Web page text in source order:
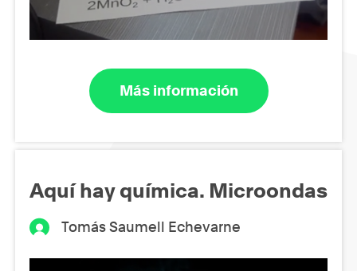
Más información
Aquí hay química. Microondas
Tomás Saumell Echevarne